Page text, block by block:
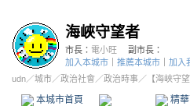
海峽守望者
市長： 電小旺
副市長：
加入本城市
推薦本城市 加入
udn／城市／政治社會 ／政治時事／ 【海峽守
本城市首頁 精華